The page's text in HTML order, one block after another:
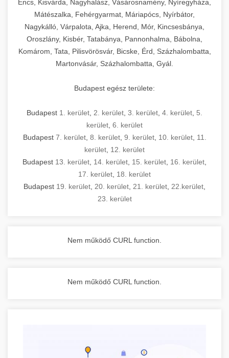
Encs, Kisvárda, Nagyhalász, Vásárosnamény, Nyíregyháza,
Mátészalka, Fehérgyarmat, Máriapócs, Nyírbátor,
Nagykálló, Várpalota, Ajka, Herend, Mór, Kincsesbánya,
Oroszlány, Kisbér, Tatabánya, Pannonhalma, Bábolna,
Komárom, Tata, Pilisvörösvár, Bicske, Érd, Százhalombatta,
Martonvásár, Százhalombatta, Gyál.
Budapest egész területe:
Budapest 1. kerület 2. kerület 3. kerület 4. kerület 5.
kerület 6. kerület
Budapest 7. kerület, 8. kerület, 9. kerület, 10. kerület, 11.
kerület 12. kerület
Budapest 13. kerület 14. kerület 15. kerület 16. kerület
17. kerület 18. kerület
Budapest 19. kerület 20. kerület 21. kerület 22.kerület
23. kerület
Nem működő CURL function.
Nem működő CURL function.